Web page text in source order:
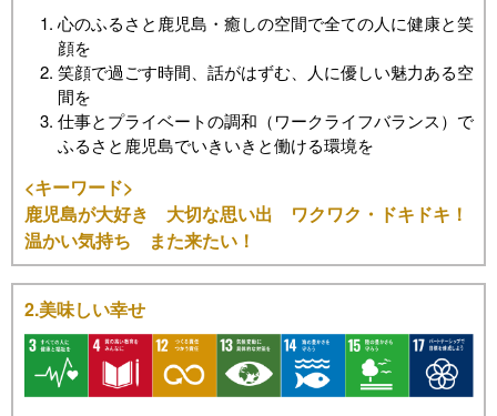
心のふるさと鹿児島・癒しの空間で全ての人に健康と笑
顔を
笑顔で過ごす時間、話がはずむ、人に優しい魅力ある空
間を
仕事とプライベートの調和（ワークライフバランス）で
ふるさと鹿児島でいきいきと働ける環境を
<キーワード>
鹿児島が大好き 大切な思い出 ワクワク・ドキドキ！
温かい気持ち また来たい！
2.美味しい幸せ